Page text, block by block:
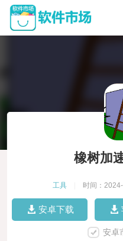
橡树加
工具 时间：
安卓下载
安卓